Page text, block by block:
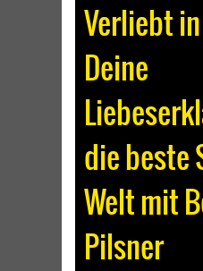
Verliebt
Deine
die beste
Welt mit
Pilsner